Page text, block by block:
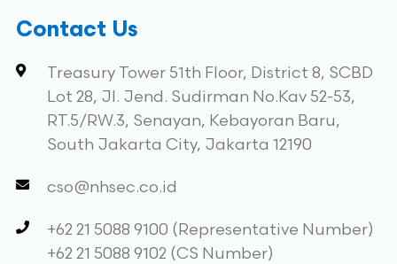
Contact Us
Treasury Tower 51th Floor, District 8, SCBD
Lot 28, Jl. Jend. Sudirman No.Kav 52-53,
RT.5/RW.3, Senayan, Kebayoran Baru,
South Jakarta City, Jakarta 12190
cso@nhsec.co.id
+62 21 5088 9100 (Representative Number)
+62 21 5088 9102 (CS Number)